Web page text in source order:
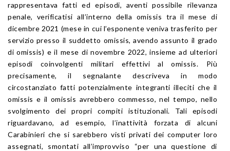
rappresentava fatti ed episodi, aventi possibile rilevanza
penale, verificatisi all’interno della omissis tra il mese di
dicembre 2021 (mese in cui l’esponente veniva trasferito per
servizio presso il suddetto omissis, avendo assunto il grado
di omissis) e il mese di novembre 2022, insieme ad ulteriori
episodi coinvolgenti militari effettivi al omissis. Più
precisamente, il segnalante descriveva in modo
circostanziato fatti potenzialmente integranti illeciti che il
omissis e il omissis avrebbero commesso, nel tempo, nello
svolgimento dei propri compiti istituzionali. Tali episodi
riguardavano, ad esempio, l’inattività forzata di alcuni
Carabinieri che si sarebbero visti privati dei computer loro
assegnati, smontati all’improvviso “per una questione di